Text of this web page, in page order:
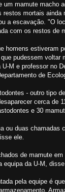
um mamute macho
restos mortais ainda
a escavação. "O
com os restos de
homens estiveram
pudessem voltar
U-M e professor no
de
- outro tipo
cerca de
e 30
ou duas chamadas
ele.
de mamute
equipa da U-M,
pela equipe é